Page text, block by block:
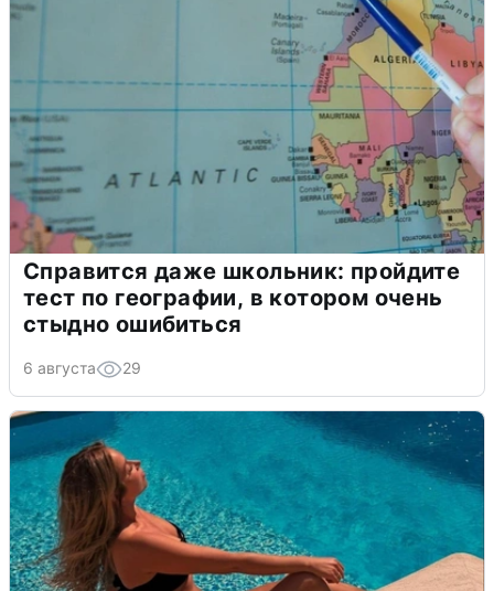
Справится даже школьник: пройдите
тест по географии, в котором очень
стыдно ошибиться
6 августа 29